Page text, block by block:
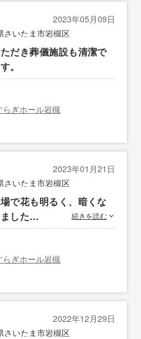
2023年05月09日
さいたま市岩槻区
だき葬儀施設も清潔で
。
らぎホール岩槻
2023年01月21日
さいたま市岩槻区
で花も明るく、暗くな
ました…
続きを読む
らぎホール岩槻
2022年12月29日
さいたま市岩槻区